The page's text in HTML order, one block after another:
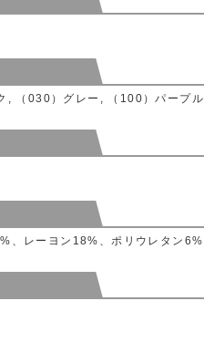
, （030）グレー, （100）パープル
、レーヨン18%、ポリウレタン6%